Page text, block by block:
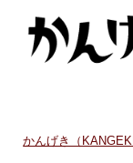
かんげき（KANGEKI